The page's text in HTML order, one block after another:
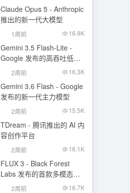
Claude Opus 5 - Anthropic
推出的新一代大模型
1周前 16.9K
Gemini 3.5 Flash-Lite -
Google 发布的高吞吐低成
本模型
2周前 16.3K
Gemini 3.6 Flash - Google
发布的新一代主力模型
2周前 15.5K
TDream - 腾讯推出的 AI 内
容创作平台
2周前 16.1K
FLUX 3 - Black Forest
Labs 发布的首款多模态基
础模型
2周前 16.7K